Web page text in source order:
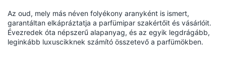
Az oud, mely más néven folyékony aranyként is ismert,
garantáltan elkápráztatja a parfümipar szakértőit és vásárlóit.
Évezredek óta népszerű alapanyag, és az egyik legdrágább,
leginkább luxuscikknek számító összetevő a parfümökben.